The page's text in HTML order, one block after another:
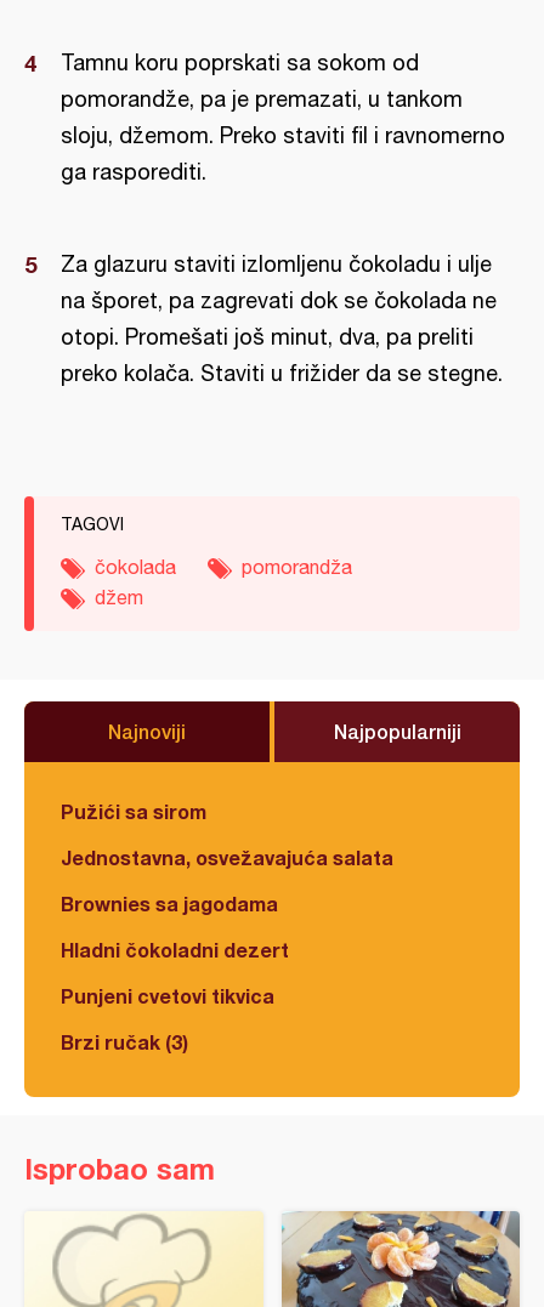
Tamnu koru poprskati sa sokom od
pomorandže, pa je premazati, u tankom
sloju, džemom. Preko staviti fil i ravnomerno
ga rasporediti.
Za glazuru staviti izlomljenu čokoladu i ulje
na šporet, pa zagrevati dok se čokolada ne
otopi. Promešati još minut, dva, pa preliti
preko kolača. Staviti u frižider da se stegne.
TAGOVI
čokolada
pomorandža
džem
Najnoviji Najpopularniji
Pužići sa sirom
Jednostavna, osvežavajuća salata
Brownies sa jagodama
Hladni čokoladni dezert
Punjeni cvetovi tikvica
Brzi ručak (3)
Isprobao sam